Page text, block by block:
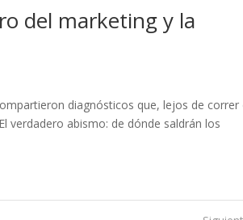
del marketing y la
diagnósticos que, lejos de correr
verdadero abismo: de dónde saldrán los